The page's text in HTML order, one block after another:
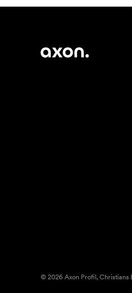
© 2026 Axon Profil, Christians